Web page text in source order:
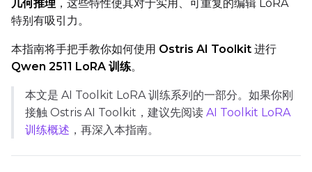
qfloat8 (default)
Target Type
几何推理 ，这些特性使其对于实用、可重复的编辑 LoRA
特别有吸引力。
本指南将手把手教你如何使用 Ostris AI Toolkit 进行
Qwen 2511 LoRA 训练。
本文是 AI Toolkit LoRA 训练系列的一部分。如果你刚
接触 Ostris AI Toolkit，建议先阅读 AI Toolkit LoRA
训练概述 ，再深入本指南。